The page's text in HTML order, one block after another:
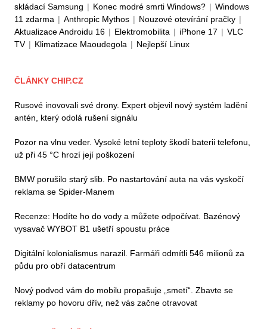
skládací Samsung | Konec modré smrti Windows? | Windows
11 zdarma | Anthropic Mythos | Nouzové otevírání pračky |
Aktualizace Androidu 16 | Elektromobilita | iPhone 17 | VLC
TV | Klimatizace Maoudegola | Nejlepší Linux
ČLÁNKY CHIP.CZ
Rusové inovovali své drony. Expert objevil nový systém ladění
antén, který odolá rušení signálu
Pozor na vlnu veder. Vysoké letní teploty škodí baterii telefonu,
už při 45 °C hrozí její poškození
BMW porušilo starý slib. Po nastartování auta na vás vyskočí
reklama se Spider-Manem
Recenze: Hodíte ho do vody a můžete odpočívat. Bazénový
vysavač WYBOT B1 ušetří spoustu práce
Digitální kolonialismus narazil. Farmáři odmítli 546 milionů za
půdu pro obří datacentrum
Nový podvod vám do mobilu propašuje „smetí“. Zbavte se
reklamy po hovoru dřív, než vás začne otravovat